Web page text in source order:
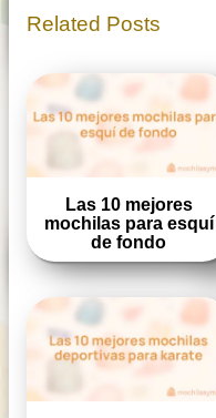
Related Posts
Las 10 mejores
mochilas para esquí
de fondo